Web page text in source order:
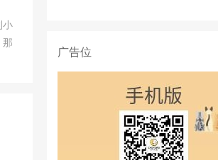
小
那
广告位